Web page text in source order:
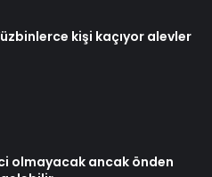
kişi kaçıyor alevler
olmayacak ancak önden